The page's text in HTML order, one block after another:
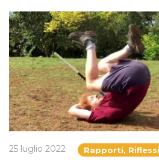
25 luglio 2022 Rapporti,